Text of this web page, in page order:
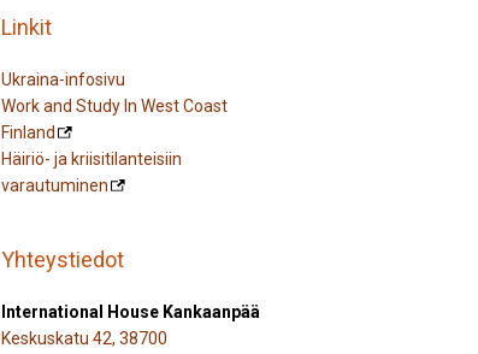
Linkit
Ukraina-infosivu
Work and Study In West Coast
Finland
Häiriö- ja kriisitilanteisiin
varautuminen
Yhteystiedot
International House Kankaanpää
Keskuskatu 42, 38700